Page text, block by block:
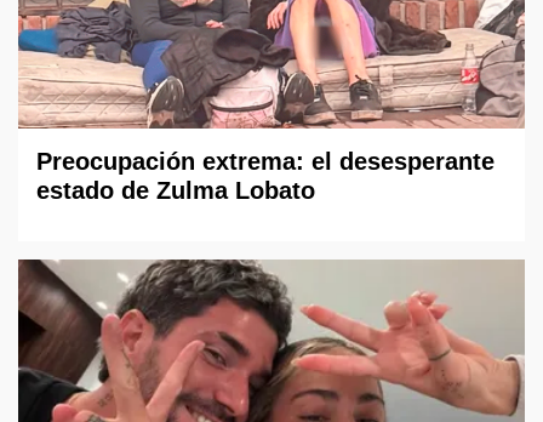
Preocupación extrema: el desesperante
estado de Zulma Lobato